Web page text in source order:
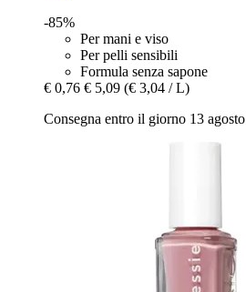
-85%
Per mani e viso
Per pelli sensibili
Formula senza sapone
€ 0,76 € 5,09 (€ 3,04 / L)
Consegna entro il giorno 13 agosto